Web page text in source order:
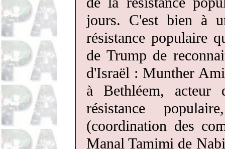
jours. C'est bien à
résistance populaire
de Trump de
d'Israël : Munther
à Bethléem,
résistance
(coordination des
Manal Tamimi de